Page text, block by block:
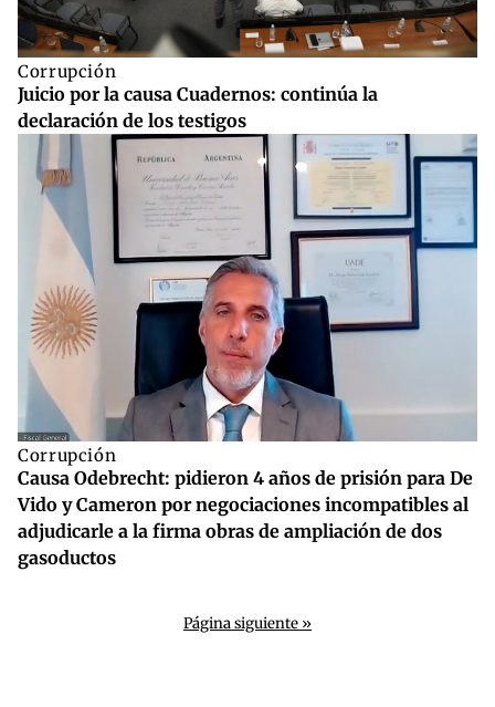
Corrupción
Juicio por la causa Cuadernos: continúa la
declaración de los testigos
Corrupción
Causa Odebrecht: pidieron 4 años de prisión para De
Vido y Cameron por negociaciones incompatibles al
adjudicarle a la firma obras de ampliación de dos
gasoductos
Página siguiente »